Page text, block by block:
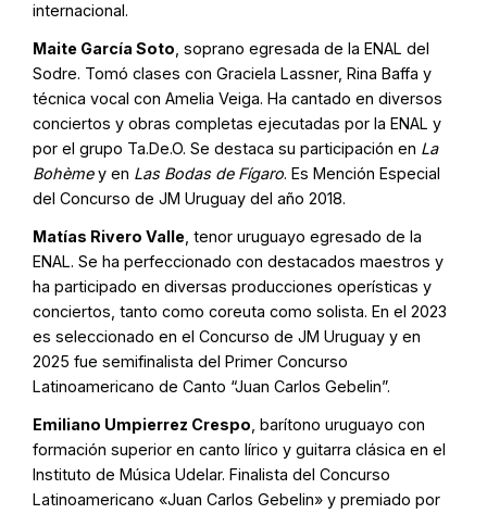
internacional.
Maite García Soto , soprano egresada de la ENAL del
Sodre. Tomó clases con Graciela Lassner, Rina Baffa y
técnica vocal con Amelia Veiga. Ha cantado en diversos
conciertos y obras completas ejecutadas por la ENAL y
por el grupo Ta.De.O. Se destaca su participación en La
Bohèmey en Las Bodas de Fígaro. Es Mención Especial
del Concurso de JM Uruguay del año 2018.
Matías Rivero Valle , tenor uruguayo egresado de la
ENAL. Se ha perfeccionado con destacados maestros y
ha participado en diversas producciones operísticas y
conciertos, tanto como coreuta como solista. En el 2023
es seleccionado en el Concurso de JM Uruguay y en
2025 fue semifinalista del Primer Concurso
Latinoamericano de Canto “Juan Carlos Gebelin”.
Emiliano Umpierrez Crespo , barítono uruguayo con
formación superior en canto lírico y guitarra clásica en el
Instituto de Música Udelar. Finalista del Concurso
Latinoamericano «Juan Carlos Gebelin» y premiado por